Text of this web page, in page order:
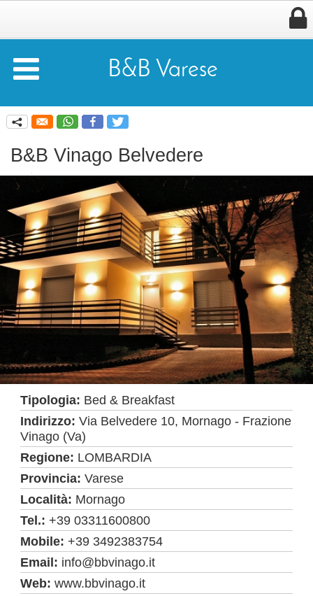

 B&B Varese
q
B&B Vinago Belvedere
Tipologia: Bed & Breakfast
Indirizzo:Via Belvedere 10, Mornago - Frazione
Vinago (Va)
Regione: LOMBARDIA
Provincia:Varese
Località: Mornago
Tel.:+39 03311600800
Mobile:+39 3492383754
Email: info@bbvinago.it
Web:www.bbvinago.it